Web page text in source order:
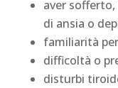
aver
di ansia o
familiarità
difficoltà o
disturbi